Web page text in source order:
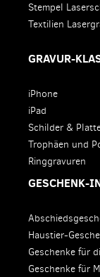
Stempel
Textilien
GRAVUR-
iPhone
iPad
Schilder &
Trophäen und
Ringgravuren
GESCHENK-
Haustier-
Geschenke für
Geschenke für